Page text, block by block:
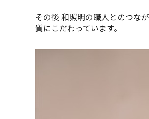
その後 和照明の職人とのつな
質にこだわっています。